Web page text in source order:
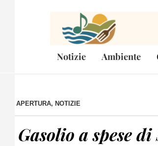
Notizie Ambiente
APERTURA, NOTIZIE
Gasolio a spese